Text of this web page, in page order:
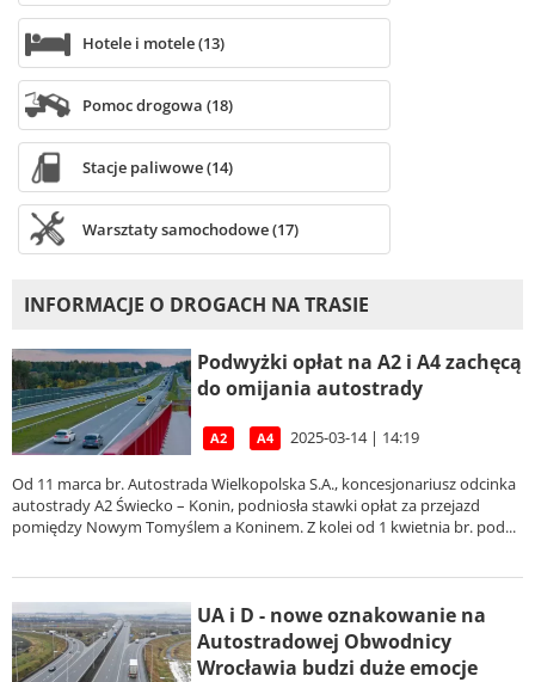
Hotele i motele (13)
Pomoc drogowa (18)
Stacje paliwowe (14)
Warsztaty samochodowe (17)
INFORMACJE O DROGACH NA TRASIE
Podwyżki opłat na A2 i A4 zachęcą
do omijania autostrady
A2 A4 2025-03-14 | 14:19
Od 11 marca br. Autostrada Wielkopolska S.A., koncesjonariusz odcinka
autostrady A2 Świecko – Konin, podniosła stawki opłat za przejazd
pomiędzy Nowym Tomyślem a Koninem. Z kolei od 1 kwietnia br. pod...
UA i D - nowe oznakowanie na
Autostradowej Obwodnicy
Wrocławia budzi duże emocje